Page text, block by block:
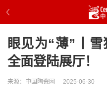
眼见为“薄”丨雪
全面登陆展厅！
来源：中国陶瓷网 2025-06-30